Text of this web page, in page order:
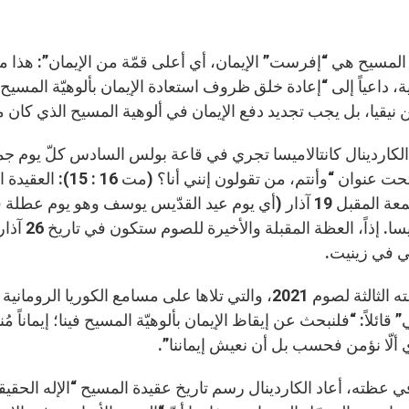
المسيح هي “إفرست” الإيمان، أي أعلى قمّة من الإيمان”: هذا ما
داعياً إلى “إعادة خلق ظروف استعادة الإيمان بألوهيّة
بل يجب تجديد دفع الإيمان في ألوهية المسيح الذي
كانتالاميسا تجري في قاعة بولس السادس كلّ
الزمن تحت عنوان
يوم الجمعة المقبل 19 آذار (أي يوم عيد القدّيس يوسف
في زينيت.
قائلاً: “فلنبحث عن إيقاظ الإيمان بألوهيّة المسيح فينا؛
ألّا نؤمن فحسب بل أن نعيش إيماننا”.
عظته، أعاد الكاردينال رسم تاريخ عقيدة المسيح “الإله